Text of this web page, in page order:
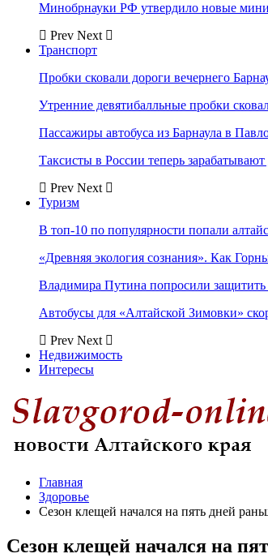
Минобрнауки РФ утвердило новые
Prev Next
Транспорт
Пробки сковали дороги вечернего
Утренние девятибалльные пробки
Пассажиры автобуса из Барнаула в
Таксисты в России теперь
Prev Next
Туризм
В топ-10 по популярности попали
«Древняя экология сознания». Как
Владимира Путина попросили защитить
Автобусы для «Алтайской Зимовки»
Prev Next
Недвижимость
Интересы
Главная
Здоровье
Сезон клещей начался на пять дней
Сезон клещей начался на